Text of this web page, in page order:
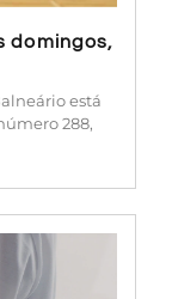
domingos,
está
288,